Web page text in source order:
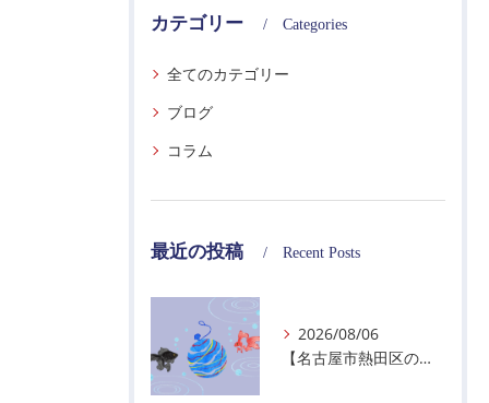
カテゴリー Categories
全てのカテゴリー
ブログ
コラム
最近の投稿 Recent Posts
2026/08/06
【名古屋市熱田区の警備会社】夏季休業のお知らせ